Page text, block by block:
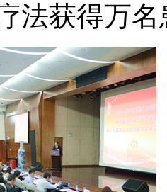
法获得万